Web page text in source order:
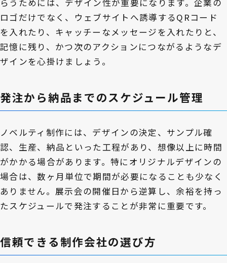
らうためには、デザイン性が重要になります。企業の
ロゴだけでなく、ウェブサイトへ誘導するQRコード
を入れたり、キャッチーなメッセージを入れたりと、
記憶に残り、かつ次のアクションにつながるようなデ
ザインを心掛けましょう。
発注から納品までのスケジュール管理
ノベルティ制作には、デザインの決定、サンプル確
認、生産、納品といった工程があり、想像以上に時間
がかかる場合があります。特にオリジナルデザインの
場合は、数ヶ月単位で期間が必要になることも少なく
ありません。展示会の開催日から逆算し、余裕を持っ
たスケジュールで発注することが非常に重要です。
信頼できる制作会社の選び方